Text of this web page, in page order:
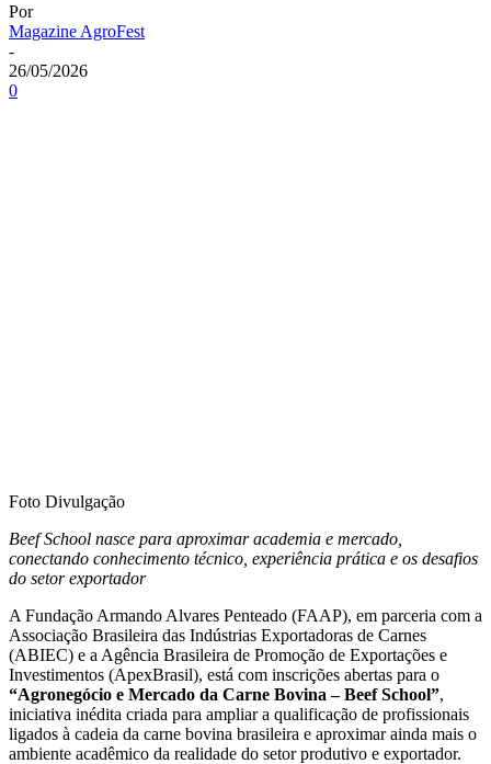
Por
Magazine AgroFest
-
26/05/2026
0
Foto Divulgação
Beef School nasce para aproximar academia e mercado,
conectando conhecimento técnico, experiência prática e os desafios
do setor exportador
A Fundação Armando Alvares Penteado (FAAP), em parceria com a
Associação Brasileira das Indústrias Exportadoras de Carnes
(ABIEC) e a Agência Brasileira de Promoção de Exportações e
Investimentos (ApexBrasil), está com inscrições abertas para o
“Agronegócio e Mercado da Carne Bovina – Beef School”,
iniciativa inédita criada para ampliar a qualificação de profissionais
ligados à cadeia da carne bovina brasileira e aproximar ainda mais o
ambiente acadêmico da realidade do setor produtivo e exportador.